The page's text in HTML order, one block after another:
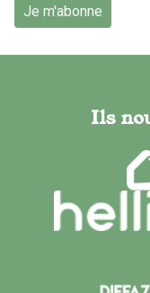
Je m'abonne
Ils